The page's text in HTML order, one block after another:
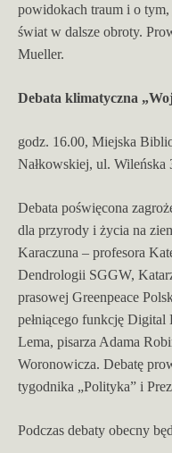
powidokach traum i o
świat w dalsze obroty.
Mueller.
Debata klimatyczna
godz. 16.00, Miejska
Nałkowskiej, ul. Wileńska
Debata poświęcona
dla przyrody i życia na
Karaczuna – profesora
Dendrologii SGGW,
prasowej Greenpeace
pełniącego funkcję Digital
Lema, pisarza Adama
Woronowicza. Debatę
tygodnika „Polityka” i
Podczas debaty obecny